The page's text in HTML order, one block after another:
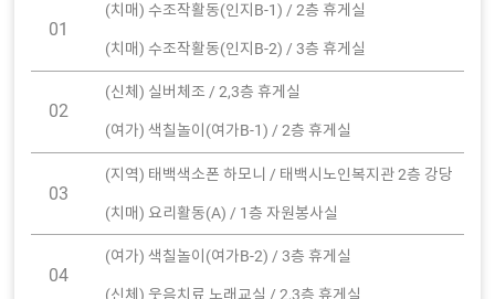
01
(치매) 수조작활동(인지B-1) / 2층 휴게실
(치매) 수조작활동(인지B-2) / 3층 휴게실
02
(신체) 실버체조 / 2,3층 휴게실
(여가) 색칠놀이(여가B-1) / 2층 휴게실
03
(지역) 태백색소폰 하모니 / 태백시노인복지관 2층 강당
(치매) 요리활동(A) / 1층 자원봉사실
04
(여가) 색칠놀이(여가B-2) / 3층 휴게실
(신체) 웃음치료 노래교실 / 2,3층 휴게실